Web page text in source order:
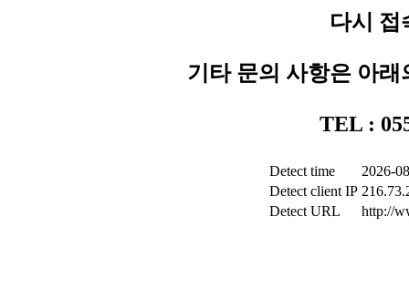
다시 접
기타 문의 사항은 아
TEL :
Detect time
2026-
Detect client IP
Detect URL
http://